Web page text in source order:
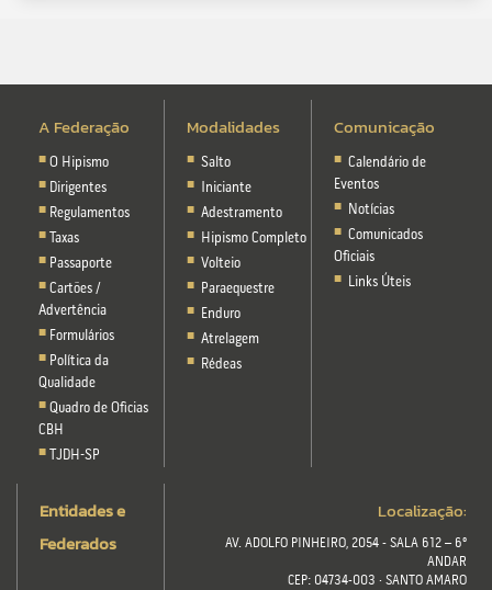
A Federação
O Hipismo
Dirigentes
Regulamentos
Taxas
Passaporte
Cartões /
Advertência
Formulários
Política da
Qualidade
Quadro de Oficias
CBH
TJDH-SP
Modalidades
Salto
Iniciante
Adestramento
Hipismo Completo
Volteio
Paraequestre
Enduro
Atrelagem
Rédeas
Comunicação
Calendário de
Eventos
Notícias
Comunicados
Oficiais
Links Úteis
Entidades e
Federados
Localização:
AV. ADOLFO PINHEIRO, 2054 - SALA 612 – 6º
ANDAR
CEP: 04734-003 · SANTO AMARO